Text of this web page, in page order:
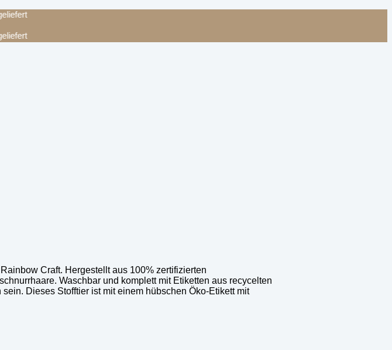
Craft. Hergestellt aus 100% zertifizierten
Waschbar und komplett mit Etiketten aus recycelten
Dieses Stofftier ist mit einem hübschen Öko-Etikett mit